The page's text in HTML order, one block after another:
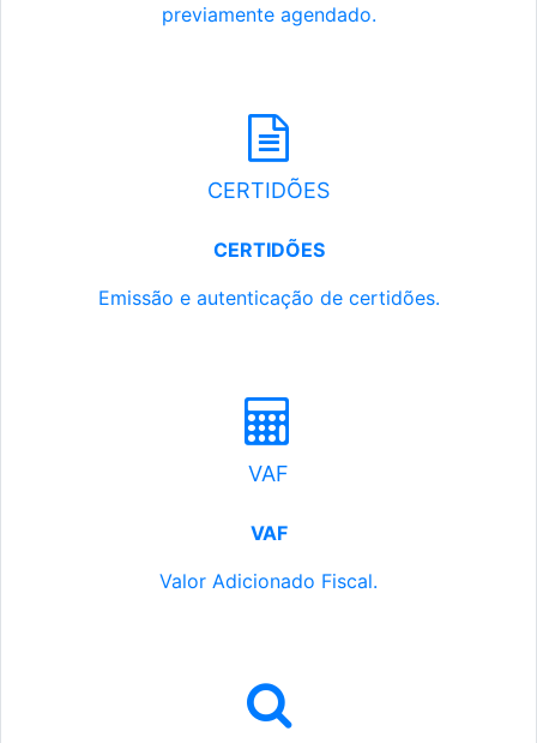
previamente agendado.
CERTIDÕES
CERTIDÕES
Emissão e autenticação de certidões.
VAF
VAF
Valor Adicionado Fiscal.